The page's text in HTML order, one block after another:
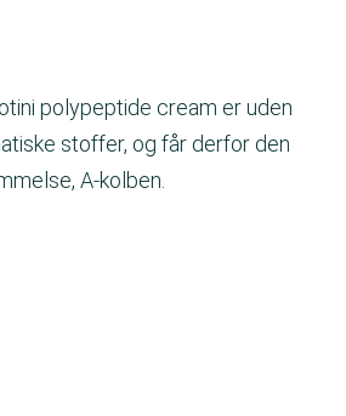
polypeptide cream er uden
stoffer, og får derfor den
A-kolben.